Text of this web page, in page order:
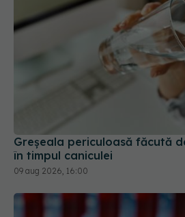
Greșeala periculoasă făcută
în timpul caniculei
09 aug 2026, 16:00